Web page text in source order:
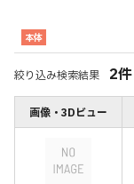
本体
絞り込み検索結果 2件
画像・3Dビュー